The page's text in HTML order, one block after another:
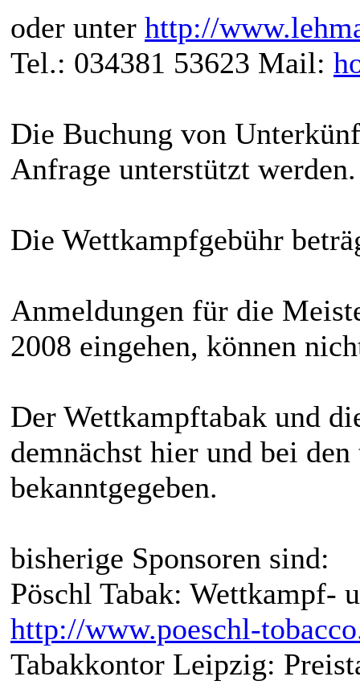
oder unter http://
Tel.: 034381 53623 Mail:
Die Buchung von
Anfrage unterstützt werden.
Die Wettkampfgebühr
Anmeldungen für die
2008 eingehen, können
Der Wettkampftabak und
demnächst hier und bei
bekanntgegeben.
bisherige Sponsoren sind:
Pöschl Tabak: Wettkampf-
http://www.poeschl-
Tabakkontor Leipzig: